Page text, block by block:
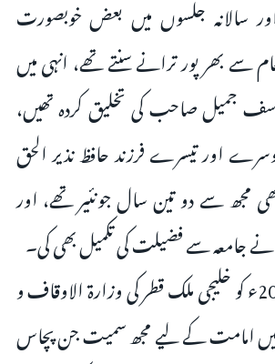
سالانہ جلسوں میں بعض خوبصورت
سے بھر پور ترانے سنتے تھے، انہی میں
جمیل صاحب کی تخلیق کردہ تھیں،
اور تیسرے فرزند حافظ نذیر الحق
مجھ سے دو تین سال جونئیر تھے، اور
جامعہ سے فضیلت کی تکمیل بھی کی۔
پھر 4/ جنوری 2004ء کو خلیجی ملک قطر کی وزارۃ الاوقاف و
میں امامت کے لیے مجھ سمیت جن پچاس